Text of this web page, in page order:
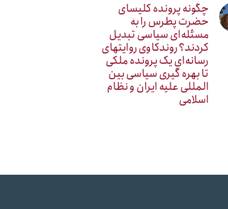
چگونه پرونده کلیسای
حضرت پطرس را به
مسئله‌ای سیاسی تبدیل
کردند؟ روندکاوی روایتهای
رسانه‌ایِ یک پرونده ملکی
تا بهره گیری سیاسی بین
المللی علیه ایران و نظام
اسلامی